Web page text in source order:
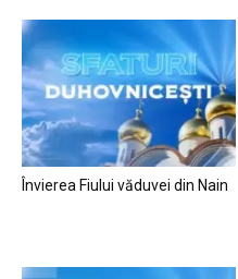
Învierea Fiului văduvei din Nain